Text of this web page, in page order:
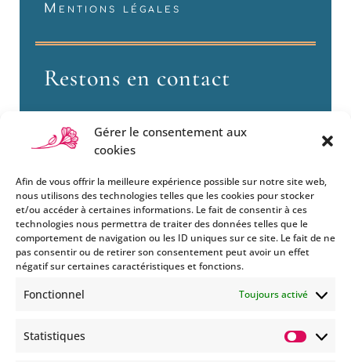
Gérer le consentement aux
cookies
Afin de vous offrir la meilleure expérience possible sur notre site web,
nous utilisons des technologies telles que les cookies pour stocker
et/ou accéder à certaines informations. Le fait de consentir à ces
technologies nous permettra de traiter des données telles que le
comportement de navigation ou les ID uniques sur ce site. Le fait de ne
pas consentir ou de retirer son consentement peut avoir un effet
négatif sur certaines caractéristiques et fonctions.
Fonctionnel Toujours activé
Statistiques
Mentions légales
Restons en contact
Si vous souhaitez être informés
des nouveautés et évènements
que nous organisons
abonnez-vous à notre
de nos MMS.